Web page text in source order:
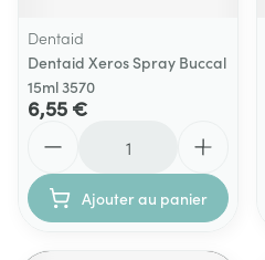
Dentaid
Dentaid Xeros Spray Buccal
15ml 3570
6,55 €
Ajouter au panier